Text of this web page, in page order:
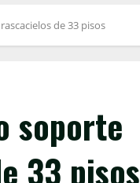
de 33 pisos
soporte
33 pisos